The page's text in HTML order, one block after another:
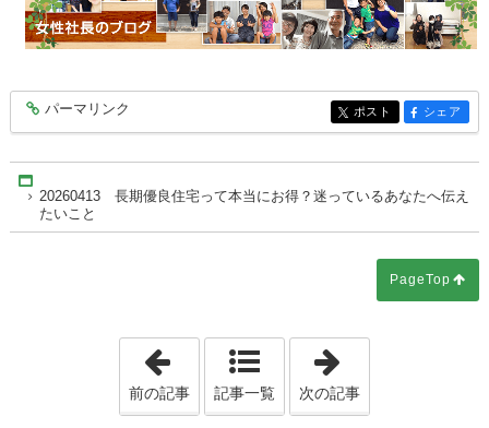
entry10433
パーマリンク entry10433
ポスト entry10433
シェア
20260413 長期優良住宅って本当にお得？迷っているあなたへ伝え
たいこと
PageTop
「20260412 「この家でいい」と言っ
前の記事 記事一覧 次の記事